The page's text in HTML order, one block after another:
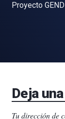
Proyecto
Deja
Tu dirección de